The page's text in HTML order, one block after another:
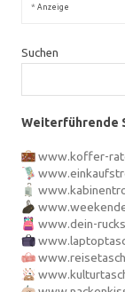
* Anzeige
Suchen
Weiterführende
www.koffer-
www.dein-